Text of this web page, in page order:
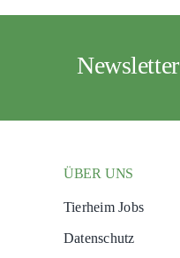
Newsletter
ÜBER UNS
Tierheim Jobs
Datenschutz